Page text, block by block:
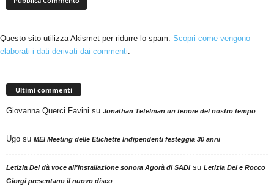
Questo sito utilizza Akismet per ridurre lo spam. Scopri come vengono
elaborati i dati derivati dai commenti.
Ultimi commenti
Giovanna Querci Favini su Jonathan Tetelman un tenore del nostro tempo
Ugo su MEI Meeting delle Etichette Indipendenti festeggia 30 anni
Letizia Dei dà voce all'installazione sonora Agorà di SADIsu Letizia Dei e Rocco
Giorgi presentano il nuovo disco